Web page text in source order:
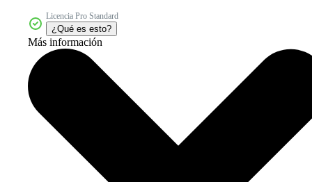
Licencia Pro Standard
¿Qué es esto?
Más información